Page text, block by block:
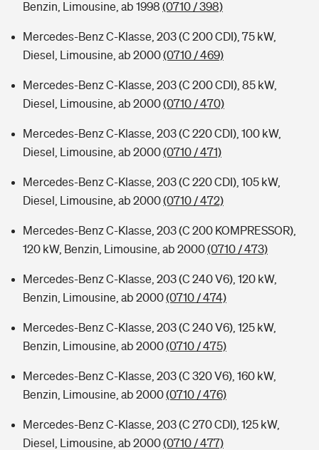
Benzin, Limousine, ab 1998 (0710 / 398)
Mercedes-Benz C-Klasse, 203 (C 200 CDI), 75 kW,
Diesel, Limousine, ab 2000(0710 / 469)
Mercedes-Benz C-Klasse, 203 (C 200 CDI), 85 kW,
Diesel, Limousine, ab 2000(0710 / 470)
Mercedes-Benz C-Klasse, 203 (C 220 CDI), 100 kW,
Diesel, Limousine, ab 2000(0710 / 471)
Mercedes-Benz C-Klasse, 203 (C 220 CDI), 105 kW,
Diesel, Limousine, ab 2000(0710 / 472)
Mercedes-Benz C-Klasse, 203 (C 200 KOMPRESSOR),
120 kW, Benzin, Limousine, ab 2000(0710 / 473)
Mercedes-Benz C-Klasse, 203 (C 240 V6), 120 kW,
Benzin, Limousine, ab 2000(0710 / 474)
Mercedes-Benz C-Klasse, 203 (C 240 V6), 125 kW,
Benzin, Limousine, ab 2000(0710 / 475)
Mercedes-Benz C-Klasse, 203 (C 320 V6), 160 kW,
Benzin, Limousine, ab 2000(0710 / 476)
Mercedes-Benz C-Klasse, 203 (C 270 CDI), 125 kW,
Diesel, Limousine, ab 2000(0710 / 477)